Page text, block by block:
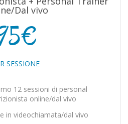
Dal vivo
SESSIONE
12 sessioni di personal
online/dal vivo
in videochiamata/dal vivo